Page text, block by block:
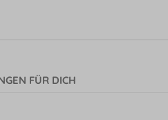
FÜR DICH